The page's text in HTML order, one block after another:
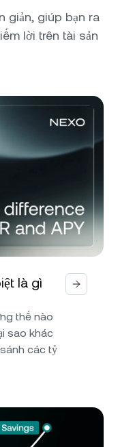
giản, giúp bạn ra
lời trên tài sản
là gì
thế nào
sao khác
các tỷ